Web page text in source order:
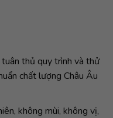
thủ quy trình và thử
chất lượng Châu Âu
không mùi, không vị,